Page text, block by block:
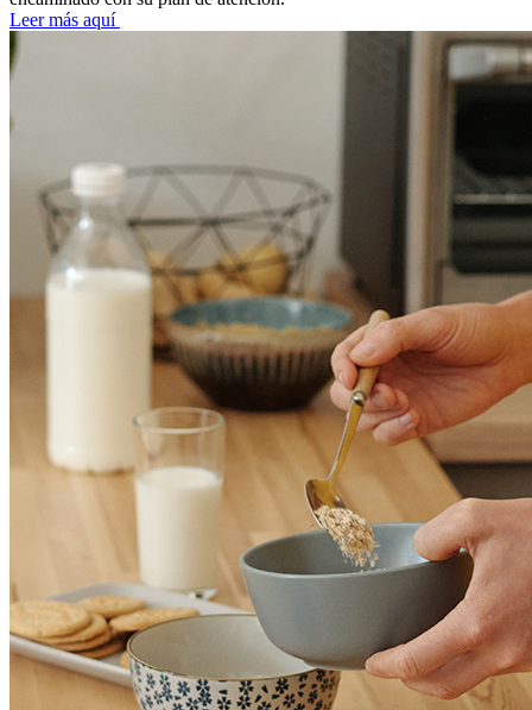
Leer más aquí